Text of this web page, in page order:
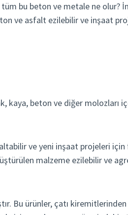
bu beton ve metale ne
ve asfalt ezilebilir ve inşaat
beton ve diğer molozları
ve yeni inşaat projeleri için
malzeme ezilebilir ve
Bu ürünler, çatı